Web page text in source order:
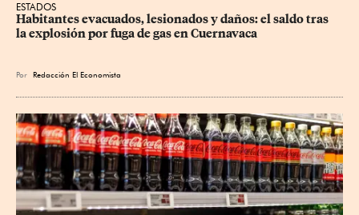
ESTADOS
Habitantes evacuados, lesionados y daños: el saldo tras
la explosión por fuga de gas en Cuernavaca
Por Redacción El Economista